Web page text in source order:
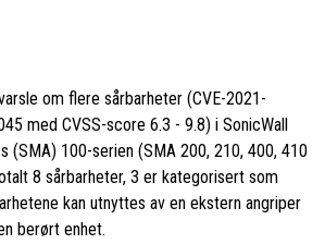
om flere sårbarheter (CVE-2021-
med CVSS-score 6.3 - 9.8) i SonicWall
(SMA) 100-serien (SMA 200, 210, 400, 410
8 sårbarheter, 3 er kategorisert som
kan utnyttes av en ekstern angriper
berørt enhet.